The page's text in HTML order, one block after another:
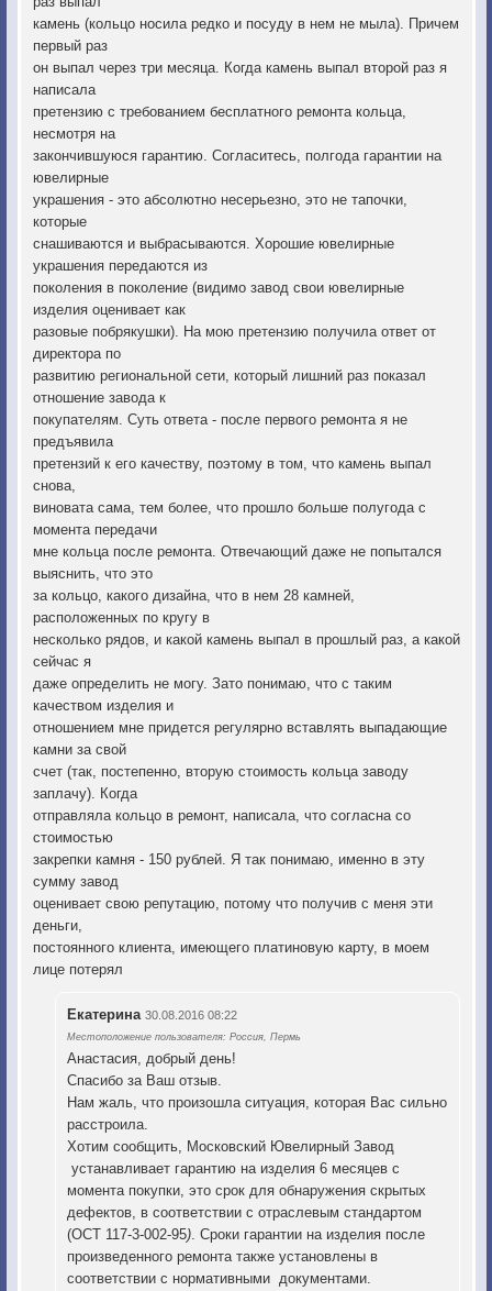
камень (кольцо носила редко и посуду в нем не мыла). Причем
первый раз
он выпал через три месяца. Когда камень выпал второй раз я
написала
претензию с требованием бесплатного ремонта кольца,
несмотря на
закончившуюся гарантию. Согласитесь, полгода гарантии на
ювелирные
украшения - это абсолютно несерьезно, это не тапочки,
которые
снашиваются и выбрасываются. Хорошие ювелирные
украшения передаются из
поколения в поколение (видимо завод свои ювелирные
изделия оценивает как
разовые побрякушки). На мою претензию получила ответ от
директора по
развитию региональной сети, который лишний раз показал
отношение завода к
покупателям. Суть ответа - после первого ремонта я не
предъявила
претензий к его качеству, поэтому в том, что камень выпал
снова,
виновата сама, тем более, что прошло больше полугода с
момента передачи
мне кольца после ремонта. Отвечающий даже не попытался
выяснить, что это
за кольцо, какого дизайна, что в нем 28 камней,
расположенных по кругу в
несколько рядов, и какой камень выпал в прошлый раз, а какой
сейчас я
даже определить не могу. Зато понимаю, что с таким
качеством изделия и
отношением мне придется регулярно вставлять выпадающие
камни за свой
счет (так, постепенно, вторую стоимость кольца заводу
заплачу). Когда
отправляла кольцо в ремонт, написала, что согласна со
стоимостью
закрепки камня - 150 рублей. Я так понимаю, именно в эту
сумму завод
оценивает свою репутацию, потому что получив с меня эти
деньги,
постоянного клиента, имеющего платиновую карту, в моем
лице потерял
Екатерина 30.08.2016 08:22
Местоположение пользователя: Россия, Пермь
Анастасия, добрый день!
Спасибо за Ваш отзыв.
Нам жаль, что произошла ситуация, которая Вас сильно
расстроила.
Хотим сообщить, Московский Ювелирный Завод
устанавливает гарантию на изделия 6 месяцев с
момента покупки, это срок для обнаружения скрытых
дефектов, в соответствии с отраслевым стандартом
(ОСТ 117-3-002-95). Сроки гарантии на изделия после
произведенного ремонта также установлены в
соответствии с нормативными документами.